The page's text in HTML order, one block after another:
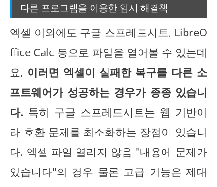
다른 프로그램을 이용한 임시 해결책
엑셀 이외에도 구글 스프레드시트, LibreO
ffice Calc 등으로 파일을 열어볼 수 있는데
요, 이러면 엑셀이 실패한 복구를 다른 소
프트웨어가 성공하는 경우가 종종 있습니
다. 특히 구글 스프레드시트는 웹 기반이
라 호환 문제를 최소화하는 장점이 있습니
다. 엑셀 파일 열리지 않음 "내용에 문제가
있습니다"의 경우 물론 고급 기능은 제대